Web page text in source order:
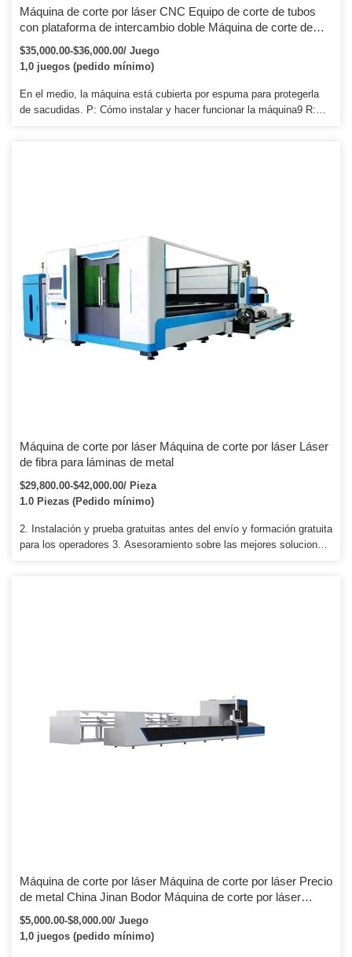
Máquina de corte por láser CNC Equipo de corte de tubos
con plataforma de intercambio doble Máquina de corte de
metal por láser CNC
$35,000.00-$36,000.00/ Juego
1,0 juegos (pedido mínimo)
En el medio, la máquina está cubierta por espuma para protegerla
de sacudidas. P: Cómo instalar y hacer funcionar la máquina9 R:
Máquina de corte por láser Máquina de corte por láser Láser
de fibra para láminas de metal
$29,800.00-$42,000.00/ Pieza
1.0 Piezas (Pedido mínimo)
2. Instalación y prueba gratuitas antes del envío y formación gratuita
para los operadores 3. Asesoramiento sobre las mejores soluciones
Máquina de corte por láser Máquina de corte por láser Precio
de metal China Jinan Bodor Máquina de corte por láser
1000W Precio/CNC Cortador de fibra por láser Hoja de metal
$5,000.00-$8,000.00/ Juego
1,0 juegos (pedido mínimo)